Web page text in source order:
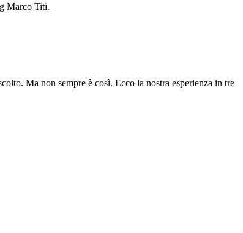
Marco Titi.
Ma non sempre è così. Ecco la nostra esperienza in tre